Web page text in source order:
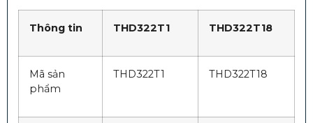
Thông tin THD322T1 THD322T18
Mã sản
phẩm
THD322T1 THD322T18